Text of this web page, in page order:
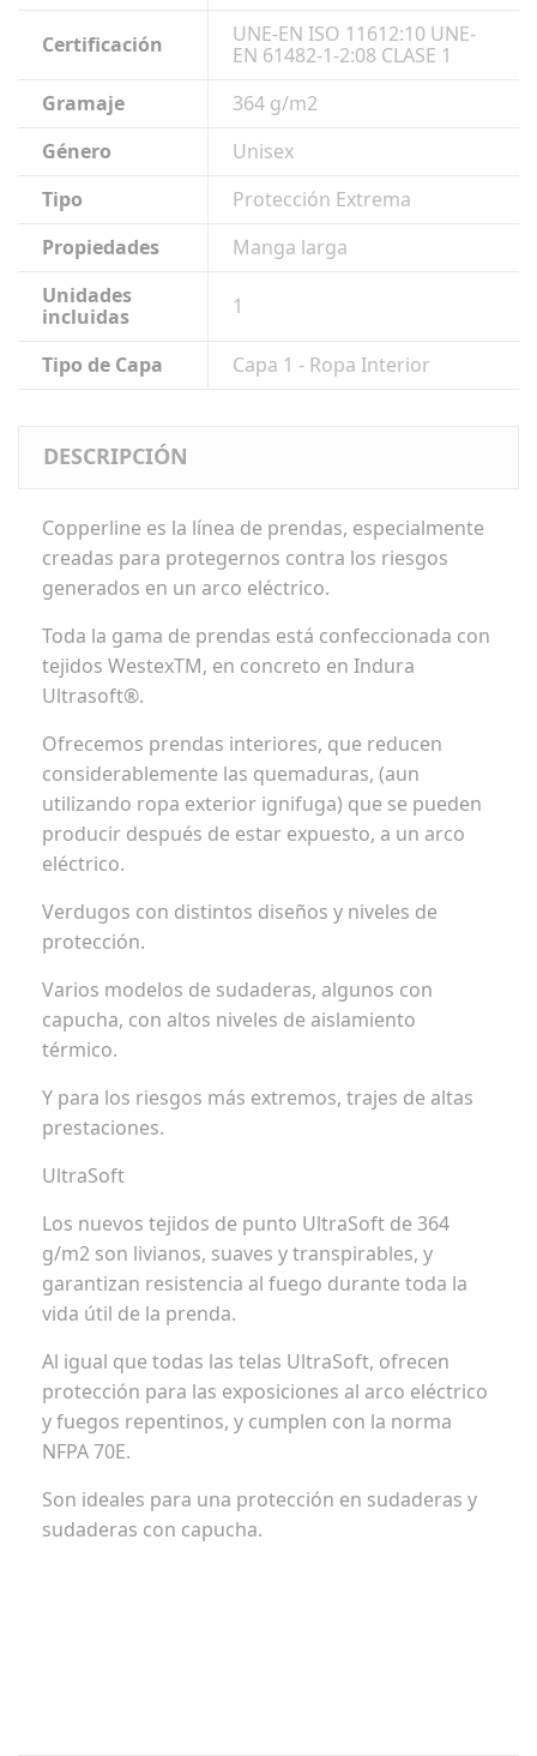
Certificación
UNE-EN ISO 11612:10 UNE-
EN 61482-1-2:08 CLASE 1
Gramaje
364 g/m2
Género
Unisex
Tipo
Protección Extrema
Propiedades
Manga larga
Unidades
incluidas
1
Tipo de Capa Capa 1 - Ropa Interior
DESCRIPCIÓN
Copperline es la línea de prendas, especialmente
creadas para protegernos contra los riesgos
generados en un arco eléctrico.
Toda la gama de prendas está confeccionada con
tejidos WestexTM, en concreto en Indura
Ultrasoft®.
Ofrecemos prendas interiores, que reducen
considerablemente las quemaduras, (aun
utilizando ropa exterior ignifuga) que se pueden
producir después de estar expuesto, a un arco
eléctrico.
Verdugos con distintos diseños y niveles de
protección.
Varios modelos de sudaderas, algunos con
capucha, con altos niveles de aislamiento
térmico.
Y para los riesgos más extremos, trajes de altas
prestaciones.
UltraSoft
Los nuevos tejidos de punto UltraSoft de 364
g/m2 son livianos, suaves y transpirables, y
garantizan resistencia al fuego durante toda la
vida útil de la prenda.
Al igual que todas las telas UltraSoft, ofrecen
protección para las exposiciones al arco eléctrico
y fuegos repentinos, y cumplen con la norma
NFPA 70E.
Son ideales para una protección en sudaderas y
sudaderas con capucha.